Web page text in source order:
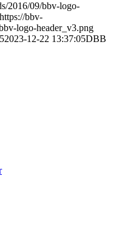
2016/09/bbv-logo-
https://bbv-
logo-header_v3.png
2023-12-22 13:37:05DBB